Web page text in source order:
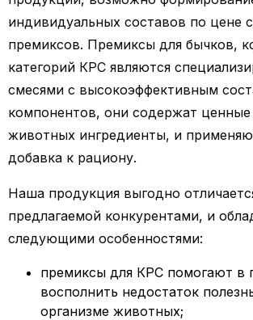
индивидуальных составов по цене
премиксов. Премиксы для бычков,
категорий КРС являются
смесями с высокоэффективным
компонентов, они содержат ценные
животных ингредиенты, и
добавка к рациону.
Наша продукция выгодно
предлагаемой конкурентами, и
следующими особенностями:
премиксы для КРС помогают в
восполнить недостаток
организме животных;